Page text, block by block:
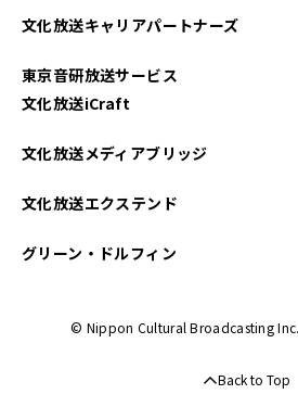
2025年01月
2024年12月
2024年11月
文化放送キャリアパートナーズ
東京音研放送サービス
文化放送iCraft
文化放送メディアブリッジ
文化放送エクステンド
グリーン・ドルフィン
© Nippon Cultural Broadcasting
Back to Top